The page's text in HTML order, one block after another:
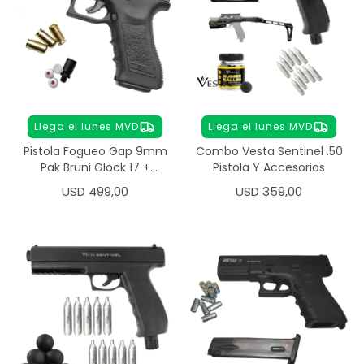
Llega el lunes MVD
Pistola Fogueo Gap 9mm
Pak Bruni Glock 17 +
Munición
USD 499,00
Llega el lunes MVD
Combo Vesta Sentinel .50
Pistola Y Accesorios
USD 359,00